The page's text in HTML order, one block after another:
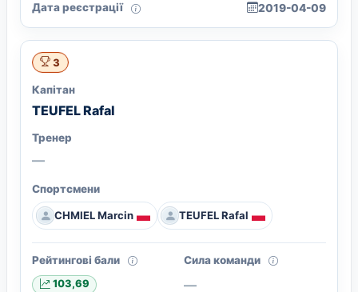
Дата реєстрації 2019-04-09
3
Капітан
TEUFEL Rafal
Тренер
—
Спортсмени
CHMIEL Marcin TEUFEL Rafal
Рейтингові бали
103,69
Сила команди
—